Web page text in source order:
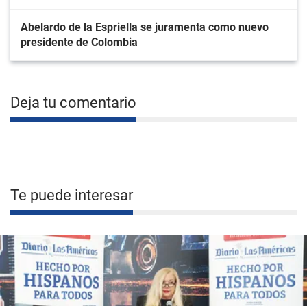
Abelardo de la Espriella se juramenta como nuevo
presidente de Colombia
Deja tu comentario
Te puede interesar